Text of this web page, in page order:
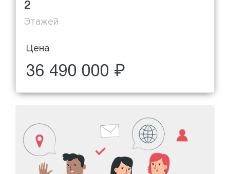
2
Этажей
Цена
36 490 000 ₽